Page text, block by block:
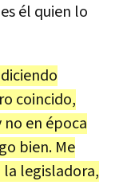
él quien lo
coincido,
en época
bien. Me
legisladora,